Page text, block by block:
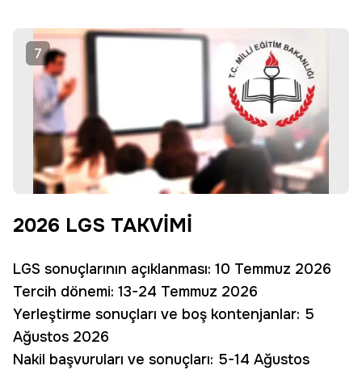
7
2026 LGS TAKVİMİ
LGS sonuçlarının açıklanması: 10 Temmuz 2026
Tercih dönemi: 13-24 Temmuz 2026
Yerleştirme sonuçları ve boş kontenjanlar: 5
Ağustos 2026
Nakil başvuruları ve sonuçları: 5-14 Ağustos